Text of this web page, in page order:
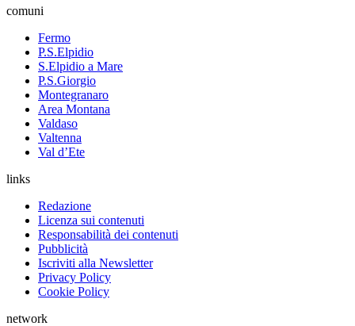
comuni
Fermo
P.S.Elpidio
S.Elpidio a Mare
P.S.Giorgio
Montegranaro
Area Montana
Valdaso
Valtenna
Val d’Ete
links
Redazione
Licenza sui contenuti
Responsabilità dei contenuti
Pubblicità
Iscriviti alla Newsletter
Privacy Policy
Cookie Policy
network